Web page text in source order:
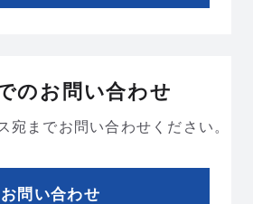
のお問い合わせ
宛までお問い合わせください。
お問い合わせ海外勤務